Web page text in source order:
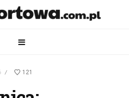
/ 121